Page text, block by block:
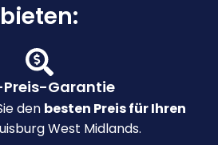
bieten:
Garantie
den besten Preis für Ihren
West Midlands.